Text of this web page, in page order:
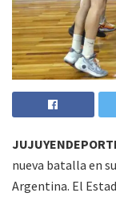
nueva batalla en
Argentina. El